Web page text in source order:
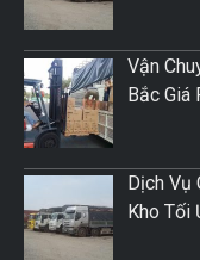
Vận
Bắc Giá
Dịch Vụ
Kho Tối